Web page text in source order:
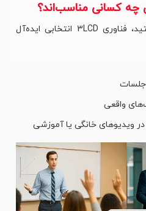
اگر شما یکی از افراد زیر هستید، فناوری 3LCD انتخابی ایده‌آل
جلسات
واقعی
ویدیوهای خانگی یا آموزشی